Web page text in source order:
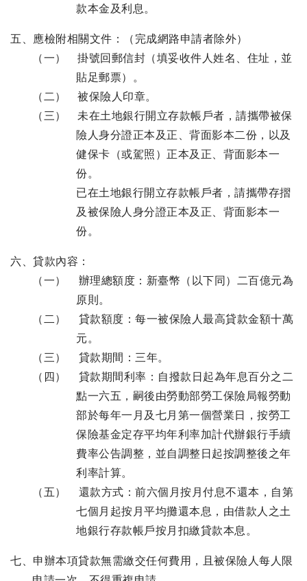
款本金及利息。
五、應檢附相關文件：（完成網路申請者除外）
（一） 掛號回郵信封（填妥收件人姓名、住址，並
貼足郵票）。
（二） 被保險人印章。
（三） 未在土地銀行開立存款帳戶者，請攜帶被保
險人身分證正本及正、背面影本二份，以及
健保卡（或駕照）正本及正、背面影本一
份。
已在土地銀行開立存款帳戶者，請攜帶存摺
及被保險人身分證正本及正、背面影本一
份。
六、貸款內容：
（一） 辦理總額度：新臺幣（以下同）二百億元為
原則。
（二） 貸款額度：每一被保險人最高貸款金額十萬
元。
（三） 貸款期間：三年。
（四） 貸款期間利率：自撥款日起為年息百分之二
點一六五，嗣後由勞動部勞工保險局報勞動
部於每年一月及七月第一個營業日，按勞工
保險基金定存平均年利率加計代辦銀行手續
費率公告調整，並自調整日起按調整後之年
利率計算。
（五） 還款方式：前六個月按月付息不還本，自第
七個月起按月平均攤還本息，由借款人之土
地銀行存款帳戶按月扣繳貸款本息。
七、申辦本項貸款無需繳交任何費用，且被保險人每人限